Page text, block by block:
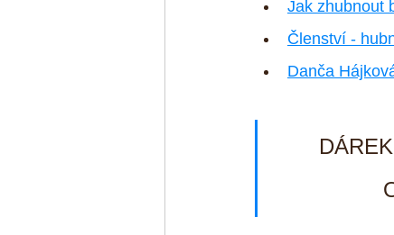
Jak zhubnout
Členství -
Danča